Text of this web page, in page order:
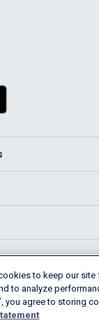
to keep our site
to analyze
you agree to storing